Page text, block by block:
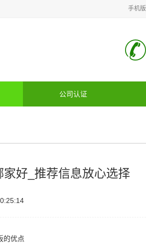
手机版
公司认证
好_推荐信息放心选择
的优点